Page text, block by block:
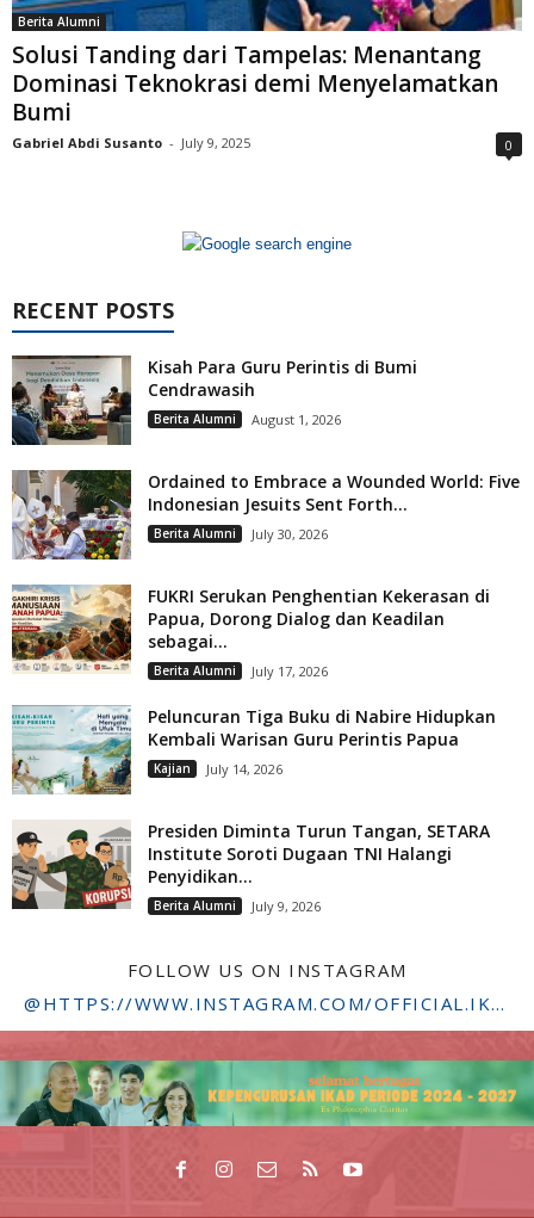
Berita Alumni
Solusi Tanding dari Tampelas: Menantang
Dominasi Teknokrasi demi Menyelamatkan
Bumi
Gabriel Abdi Susanto - July 9, 2025 0
RECENT POSTS
Kisah Para Guru Perintis di Bumi
Cendrawasih
Berita Alumni August 1, 2026
Ordained to Embrace a Wounded World: Five
Indonesian Jesuits Sent Forth...
Berita Alumni July 30, 2026
FUKRI Serukan Penghentian Kekerasan di
Papua, Dorong Dialog dan Keadilan
sebagai...
Berita Alumni July 17, 2026
Peluncuran Tiga Buku di Nabire Hidupkan
Kembali Warisan Guru Perintis Papua
Kajian July 14, 2026
Presiden Diminta Turun Tangan, SETARA
Institute Soroti Dugaan TNI Halangi
Penyidikan...
Berita Alumni July 9, 2026
FOLLOW US ON INSTAGRAM
@HTTPS://WWW.INSTAGRAM.COM/OFFICIAL.IKADSTFDRIYARKARA/